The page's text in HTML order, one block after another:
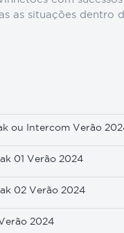
as situações dentro
ou Intercom Verão
01 Verão 2024
02 Verão 2024
2024